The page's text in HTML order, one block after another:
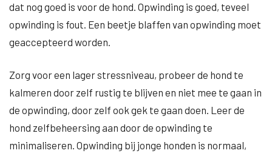
dat nog goed is voor de hond. Opwinding is goed, teveel
opwinding is fout. Een beetje blaffen van opwinding moet
geaccepteerd worden.
Zorg voor een lager stressniveau, probeer de hond te
kalmeren door zelf rustig te blijven en niet mee te gaan in
de opwinding, door zelf ook gek te gaan doen. Leer de
hond zelfbeheersing aan door de opwinding te
minimaliseren. Opwinding bij jonge honden is normaal,